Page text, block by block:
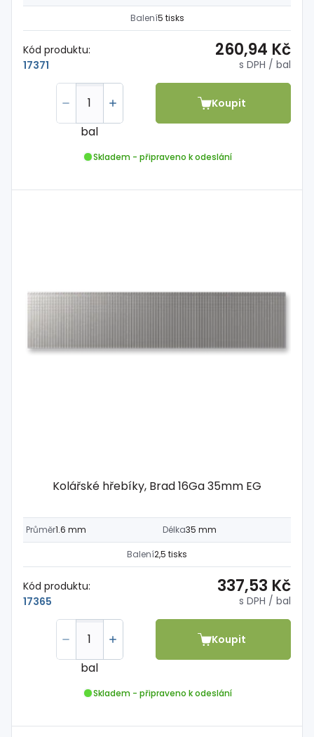
Balení5 tisks
Kód produktu:
17371
260,94 Kč
s DPH / bal
bal
Koupit
Skladem - připraveno k odeslání
Kolářské hřebíky, Brad 16Ga 35mm EG
Průměr1.6 mm Délka35 mm
Balení2,5 tisks
Kód produktu:
17365
337,53 Kč
s DPH / bal
bal
Koupit
Skladem - připraveno k odeslání